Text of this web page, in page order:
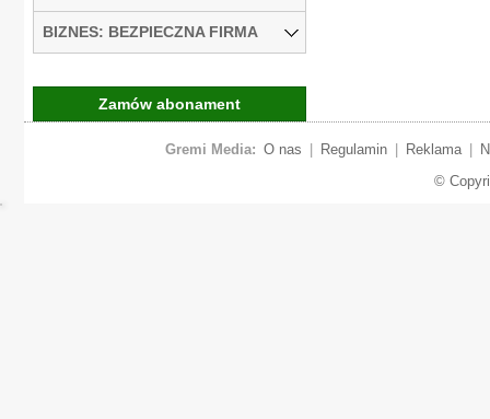
BIZNES: BEZPIECZNA FIRMA
Zamów abonament
Gremi Media: O nas Regulamin Reklama
©